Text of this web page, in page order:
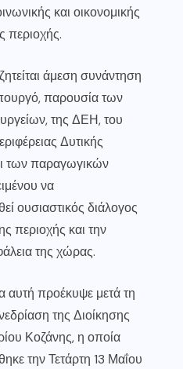
και οικονομικής
περιοχής.
άμεση συνάντηση
παρουσία των
της ΔΕΗ, του
Δυτικής
των παραγωγικών
να
ουσιαστικός διάλογος
περιοχής και την
της χώρας.
αυτή προέκυψε μετά τη
της Διοίκησης
Κοζάνης, η οποία
την Τετάρτη 13 Μαΐου